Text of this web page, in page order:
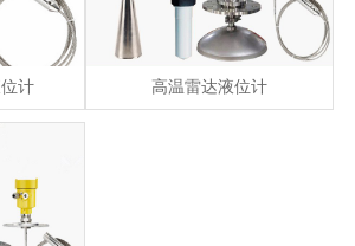
计 高温雷达液位计